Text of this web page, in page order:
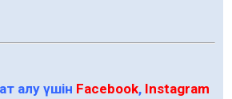
алу үшін Facebook, Instagram